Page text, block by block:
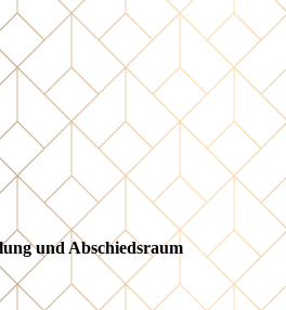
1AD8A247F073
und Abschiedsraum